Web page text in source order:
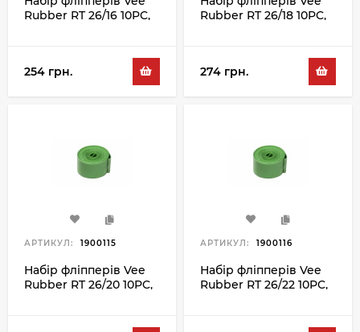
Rubber RT 26/16 10PC,
254 грн.
Rubber RT 26/18 10PC,
274 грн.
АРТИКУЛ: 1900115
Набір фліпперів Vee
Rubber RT 26/20 10PC,
АРТИКУЛ: 1900116
Набір фліпперів Vee
Rubber RT 26/22 10PC,